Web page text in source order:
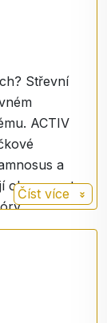
Střevní
ACTIV
a
obnovovat
bylo silné a
Číst více